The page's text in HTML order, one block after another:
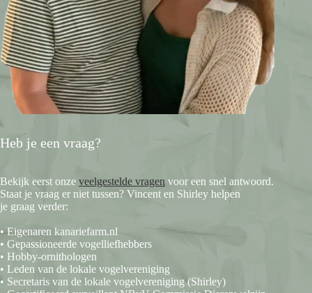
Heb je een vraag?
Bekijk eerst onze veelgestelde vragen voor een snel antwoord.
Staat je vraag er niet tussen? Vincent en Shirley helpen
je graag verder:
• Eigenaren kanariefarm.nl
• Gepassioneerde vogelliefhebbers
• Hobby-ornithologen
• Leden van de lokale vogelvereniging
• Secretaris van de lokale vogelvereniging (Shirley)